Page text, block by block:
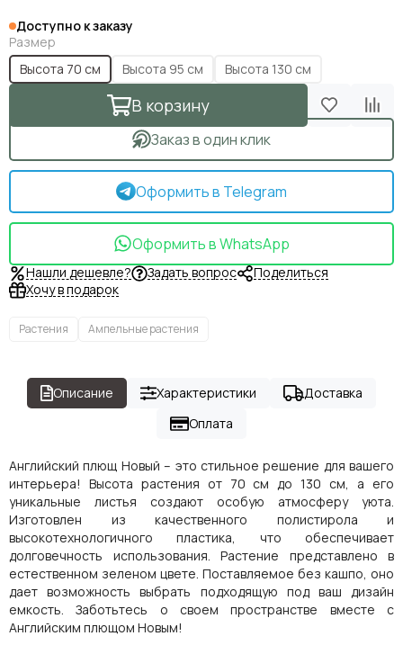
Доступно к заказу
Размер
Высота 70 см
Высота 95 см Высота 130 см
В корзину
Заказ в один клик
Оформить в Telegram
Оформить в WhatsApp
Нашли дешевле? Задать вопрос
Поделиться
Хочу в подарок
Растения Ампельные растения
Описание Характеристики
Доставка
Оплата
Английский плющ Новый – это стильное решение для вашего
интерьера! Высота растения от 70 см до 130 см, а его
уникальные листья создают особую атмосферу уюта.
Изготовлен из качественного полистирола и
высокотехнологичного пластика, что обеспечивает
долговечность использования. Растение представлено в
естественном зеленом цвете. Поставляемое без кашпо, оно
дает возможность выбрать подходящую под ваш дизайн
емкость. Заботьтесь о своем пространстве вместе с
Английским плющом Новым!